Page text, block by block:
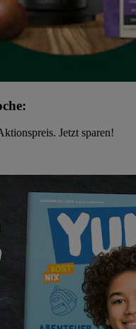
Jetzt sparen!